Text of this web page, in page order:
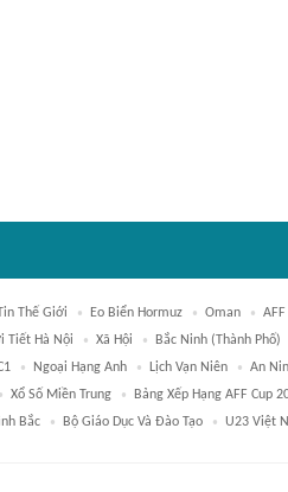
Thế Giới Eo Biển Hormuz Oman
Tiết Hà Nội Xã Hội Bắc Ninh (thành Phố)
Ngoại Hạng Anh Lịch Vạn Niên An
Xổ Số Miền Trung Bảng Xếp Hạng AFF Cup
Bắc Bộ Giáo Dục Và Đào Tạo U23 Việt